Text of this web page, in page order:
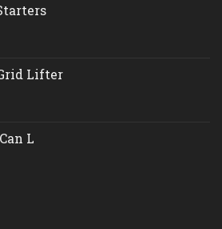
Lifter
L